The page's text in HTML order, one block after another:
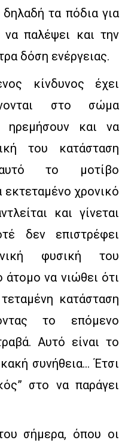
τα πόδια για
να παλέψει και την
δόση ενέργειας.
κίνδυνος έχει
στο σώμα
ηρεμήσουν και να
του κατάσταση
το μοτίβο
εκτεταμένο χρονικό
και γίνεται
δεν επιστρέφει
φυσική του
άτομο να νιώθει ότι
κατάσταση
το επόμενο
Αυτό είναι το
συνήθεια… Έτσι
στο να παράγει
σήμερα, όπου οι